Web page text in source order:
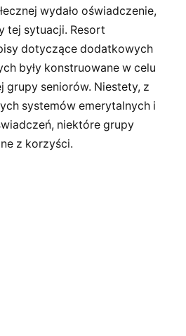
wydało oświadczenie,
tej sytuacji. Resort
dotyczące dodatkowych
były konstruowane w celu
grupy seniorów. Niestety, z
systemów emerytalnych i
niektóre grupy
z korzyści.